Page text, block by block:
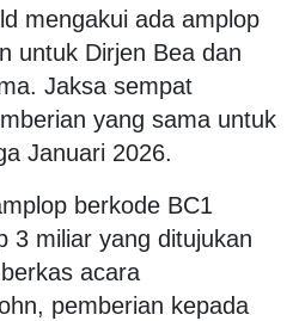
mengakui ada amplop
untuk Dirjen Bea dan
Jaksa sempat
yang sama untuk
Januari 2026.
berkode BC1
3 miliar yang ditujukan
acara
pemberian kepada